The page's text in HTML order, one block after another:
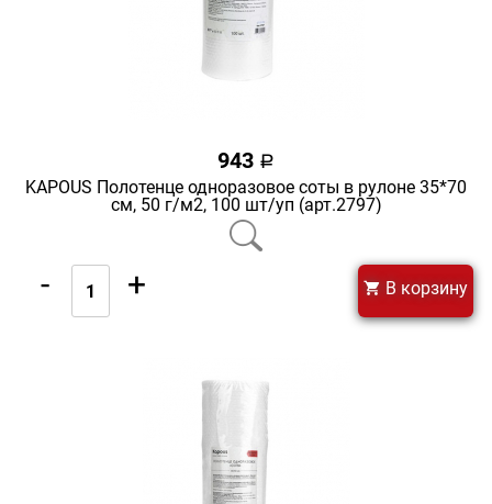
943 a
KAPOUS Полотенце одноразовое соты в рулоне 35*70
cм, 50 г/м2, 100 шт/уп (арт.2797)
- + В корзину